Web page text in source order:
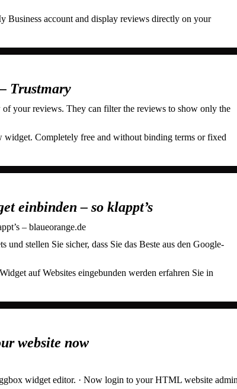
account and display reviews directly on your
Trustmary
your reviews. They can filter the reviews to show only the
Completely free and without binding terms or fixed
einbinden – so klappt’s
– blaueorange.de
stellen Sie sicher, dass Sie das Beste aus den Google-
auf Websites eingebunden werden erfahren Sie in
website now
widget editor. · Now login to your HTML website admin